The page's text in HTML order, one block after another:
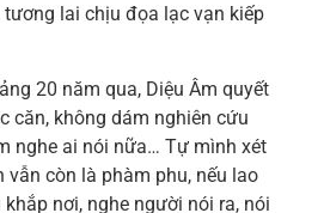
lai chịu đọa lạc vạn kiếp
20 năm qua, Diệu Âm quyết
căn, không dám nghiên cứu
nghe ai nói nữa… Tự mình xét
vẫn còn là phàm phu, nếu lao
nơi, nghe người nói ra, nói